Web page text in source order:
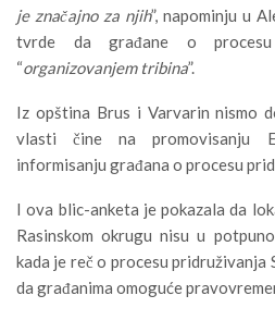
je značajno za njih”, napominju u
tvrde da građane o procesu
“organizovanjem tribina”.
Iz opština Brus i Varvarin nismo
vlasti čine na promovisanju
informisanju građana o procesu
I ova blic-anketa je pokazala da
Rasinskom okrugu nisu u
kada je reč o procesu pridruživanja
da građanima omoguće